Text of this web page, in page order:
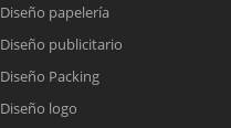
Diseño papelería
Diseño publicitario
Diseño Packing
Diseño logo